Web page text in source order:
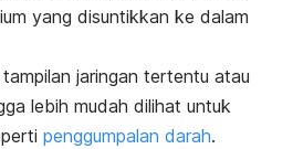
yang disuntikkan ke dalam
jaringan tertentu atau
lebih mudah dilihat untuk
penggumpalan darah.